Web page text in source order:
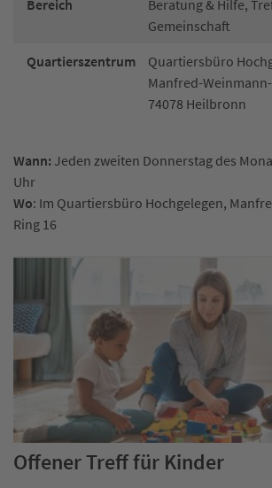
Bereich
Beratung & Hilfe,
Gemeinschaft
Quartierszentrum
Quartiersbüro
Manfred-
74078 Heilbronn
Wann: Jeden zweiten Donnerstag des
Uhr
Wo: Im Quartiersbüro Hochgelegen,
Ring 16
Offener Treff für Kinder